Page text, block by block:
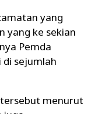
yang
yang ke sekian
Pemda
di sejumlah
tersebut menurut